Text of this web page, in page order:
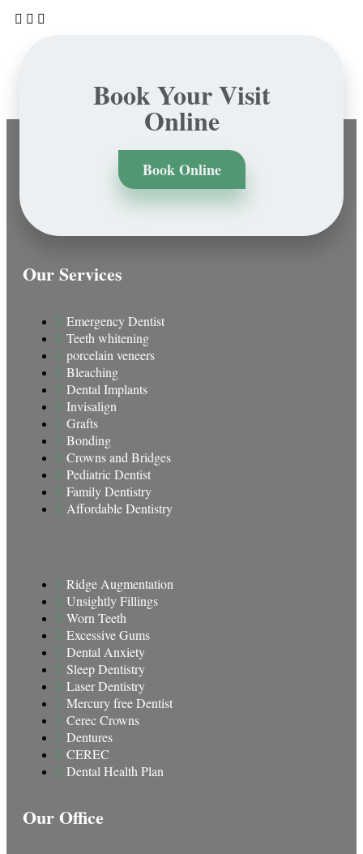
Book Your Visit
Online
Book Online
Our Services
Emergency Dentist
Teeth whitening
porcelain veneers
Bleaching
Dental Implants
Invisalign
Grafts
Bonding
Crowns and Bridges
Pediatric Dentist
Family Dentistry
Affordable Dentistry
Ridge Augmentation
Unsightly Fillings
Worn Teeth
Excessive Gums
Dental Anxiety
Sleep Dentistry
Laser Dentistry
Mercury free Dentist
Cerec Crowns
Dentures
CEREC
Dental Health Plan
Our Office